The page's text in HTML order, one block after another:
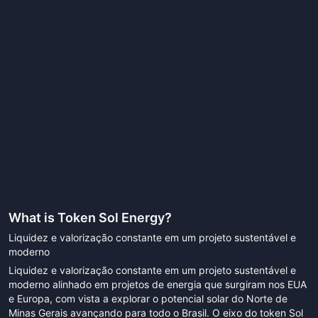
What is Token Sol Energy?
Liquidez e valorização constante em um projeto sustentável e
moderno
Liquidez e valorização constante em um projeto sustentável e
moderno alinhado em projetos de energia que surgiram nos EUA
e Europa, com vista a explorar o potencial solar do Norte de
Minas Gerais avançando para todo o Brasil. O eixo do token Sol